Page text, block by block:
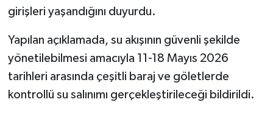
girişleri yaşandığını duyurdu.
Yapılan açıklamada, su akışının güvenli şekilde
yönetilebilmesi amacıyla 11-18 Mayıs 2026
tarihleri arasında çeşitli baraj ve göletlerde
kontrollü su salınımı gerçekleştirileceği bildirildi.